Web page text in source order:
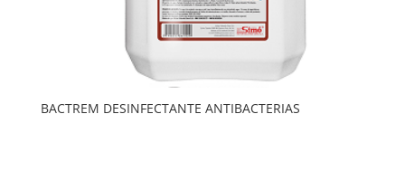
BACTREM DESINFECTANTE ANTIBACTERIAS